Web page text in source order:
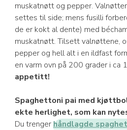
muskatnøtt og pepper.
settes til side; mens fusilli
de er kokt al dente) med
muskatnøtt. Tilsett valnøttene,
pepper og hell alt i en ildfast
en varm ovn på 200 grader i ca
appetitt!
Spaghettoni pai med
ekte herlighet, som kan
Du trengerhåndlagde